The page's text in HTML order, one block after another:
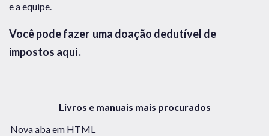
e a equipe.
Você pode fazer uma doação dedutível de
impostos aqui.
Livros e manuais mais procurados
Nova aba em HTML